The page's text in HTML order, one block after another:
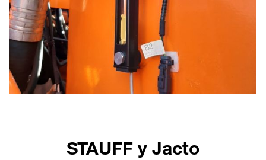
STAUFF y Jacto